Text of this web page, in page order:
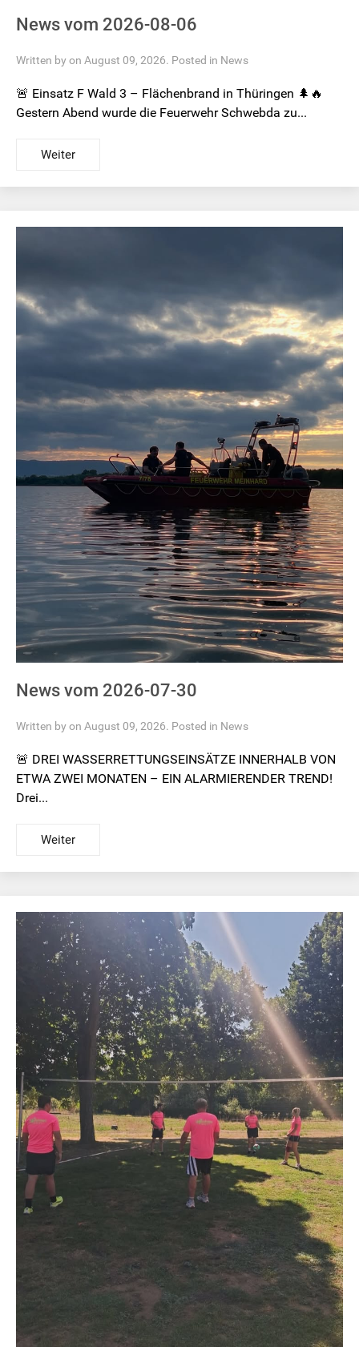
News vom 2026-08-06
Written by on August 09, 2026. Posted in News
🚨 Einsatz F Wald 3 – Flächenbrand in Thüringen 🌲🔥
Gestern Abend wurde die Feuerwehr Schwebda zu...
Weiter
News vom 2026-07-30
Written by on August 09, 2026. Posted in News
🚨 DREI WASSERRETTUNGSEINSÄTZE INNERHALB VON
ETWA ZWEI MONATEN – EIN ALARMIERENDER TREND!
Drei...
Weiter